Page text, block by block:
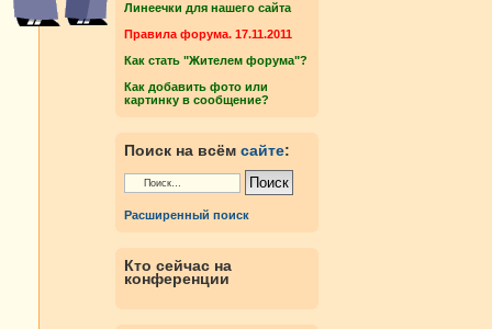
Линеечки для нашего сайта
Правила форума. 17.11.2011
Как стать "Жителем форума"?
Как добавить фото или
картинку в сообщение?
Поиск на всём сайте:
Расширенный поиск
Кто сейчас на
конференции